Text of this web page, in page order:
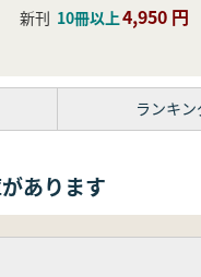
新刊 10冊以上4,950 円
ランキン
あります